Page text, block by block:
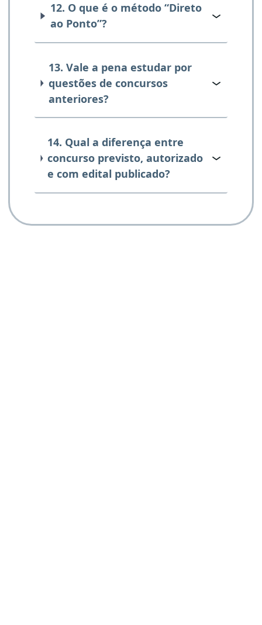
12. O que é o método “Direto
ao Ponto”?
13. Vale a pena estudar por
questões de concursos
anteriores?
14. Qual a diferença entre
concurso previsto, autorizado
e com edital publicado?